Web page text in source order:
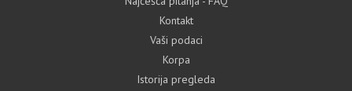
Kontakt
Vaši podaci
Korpa
Istorija pregleda